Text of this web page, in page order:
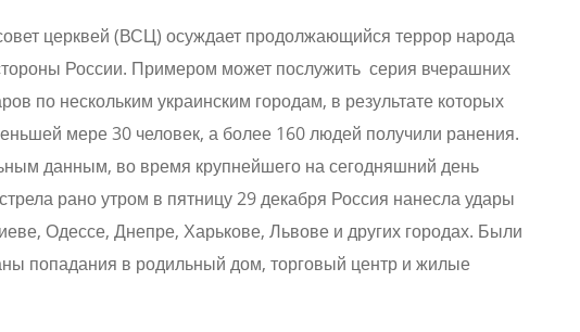
церквей (ВСЦ) осуждает продолжающийся террор народа
России. Примером может послужить серия вчерашних
по нескольким украинским городам, в результате которых
мере 30 человек, а более 160 людей получили ранения.
данным, во время крупнейшего на сегодняшний день
рано утром в пятницу 29 декабря Россия нанесла удары
Одессе, Днепре, Харькове, Львове и других городах. Были
попадания в родильный дом, торговый центр и жилые